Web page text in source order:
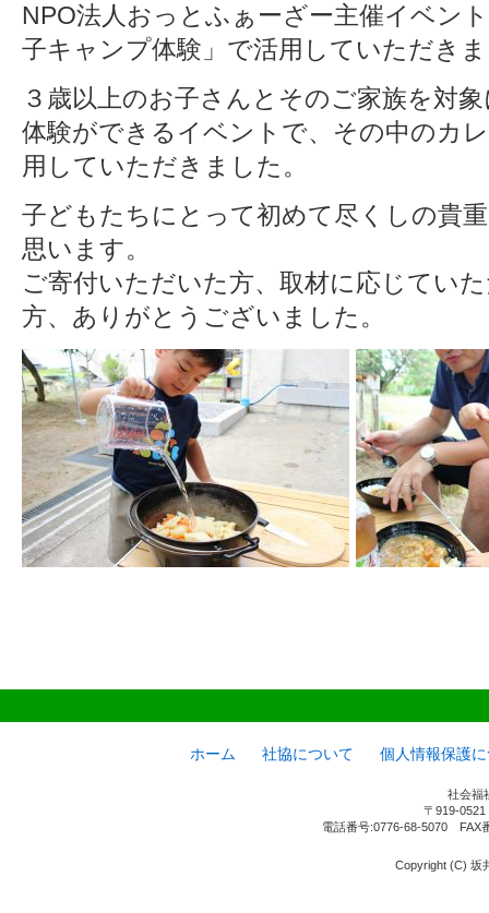
NPO法人おっとふぁーざー主催イベン
子キャンプ体験」で活用していただき
３歳以上のお子さんとそのご家族を対
体験ができるイベントで、その中のカ
用していただきました。
子どもたちにとって初めて尽くしの貴
思います。
ご寄付いただいた方、取材に応じてい
方、ありがとうございました。
ホーム 社協について 個人情報保護
社会福
〒919-
電話番号:0776-68-5070
Copyright (C) 坂